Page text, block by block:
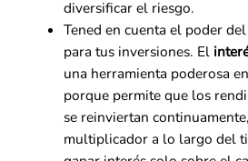
diversificar el riesgo.
Tened en cuenta el poder
para tus inversiones. El
una herramienta poderosa
porque permite que los
se reinviertan
multiplicador a lo largo del